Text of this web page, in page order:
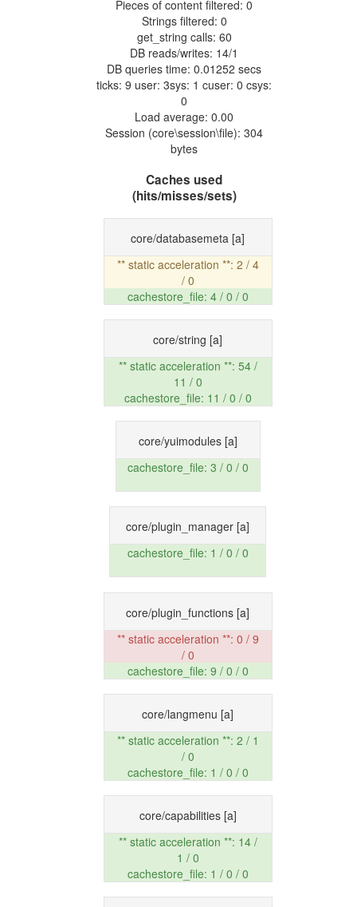
Pieces of content filtered: 0
Strings filtered: 0
get_string calls: 60
DB reads/writes: 14/1
DB queries time: 0.01252 secs
ticks: 9 user: 3sys: 1 cuser: 0 csys:
0
Load average: 0.00
Session (core\session\file): 304
bytes
Caches used
(hits/misses/sets)
core/databasemeta [a]
** static acceleration **: 2 / 4
/ 0
cachestore_file: 4 / 0 / 0
core/string [a]
** static acceleration **: 54 /
11 / 0
cachestore_file: 11 / 0 / 0
core/yuimodules [a]
cachestore_file: 3 / 0 / 0
core/plugin_manager [a]
cachestore_file: 1 / 0 / 0
core/plugin_functions [a]
** static acceleration **: 0 / 9
/ 0
cachestore_file: 9 / 0 / 0
core/langmenu [a]
** static acceleration **: 2 / 1
/ 0
cachestore_file: 1 / 0 / 0
core/capabilities [a]
** static acceleration **: 14 /
1 / 0
cachestore_file: 1 / 0 / 0